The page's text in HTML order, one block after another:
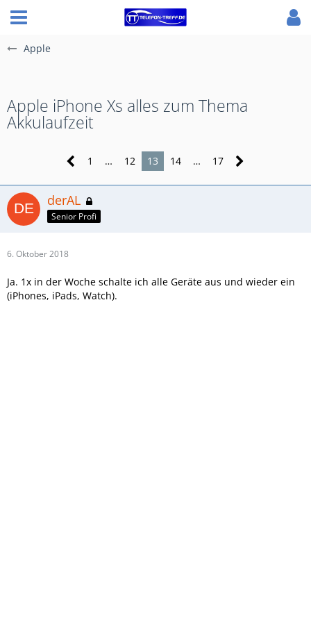
Apple
Apple iPhone Xs alles zum Thema
Akkulaufzeit
1 … 12 13 14 … 17
derAL
Senior Profi
6. Oktober 2018
Ja. 1x in der Woche schalte ich alle Geräte aus und wieder ein
(iPhones, iPads, Watch).